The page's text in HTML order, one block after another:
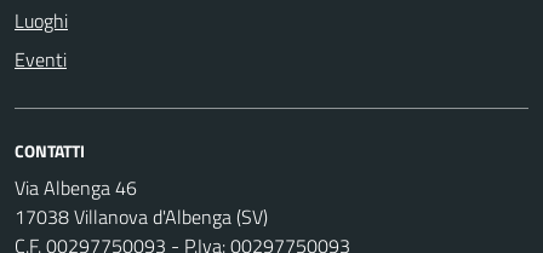
Luoghi
Eventi
CONTATTI
Via Albenga 46
17038 Villanova d'Albenga (SV)
C.F. 00297750093 - P.Iva: 00297750093